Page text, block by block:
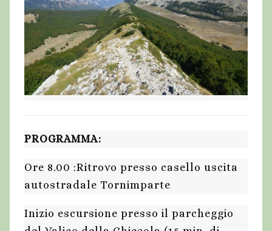
PROGRAMMA:
Ore 8.00 :Ritrovo presso casello uscita
autostradale Tornimparte
Inizio escursione presso il parcheggio